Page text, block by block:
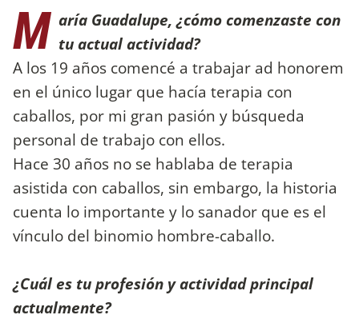
M aría Guadalupe, ¿cómo comenzaste con
tu actual actividad?
A los 19 años comencé a trabajar ad honorem
en el único lugar que hacía terapia con
caballos, por mi gran pasión y búsqueda
personal de trabajo con ellos.
Hace 30 años no se hablaba de terapia
asistida con caballos, sin embargo, la historia
cuenta lo importante y lo sanador que es el
vínculo del binomio hombre-caballo.
¿Cuál es tu profesión y actividad principal
actualmente?